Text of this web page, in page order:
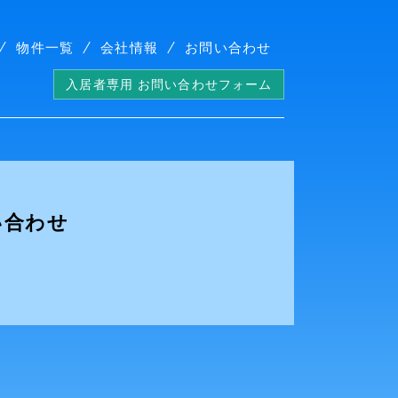
物件一覧 会社情報 お問い合わせ
入居者専用 お問い合わせフォーム
わせ